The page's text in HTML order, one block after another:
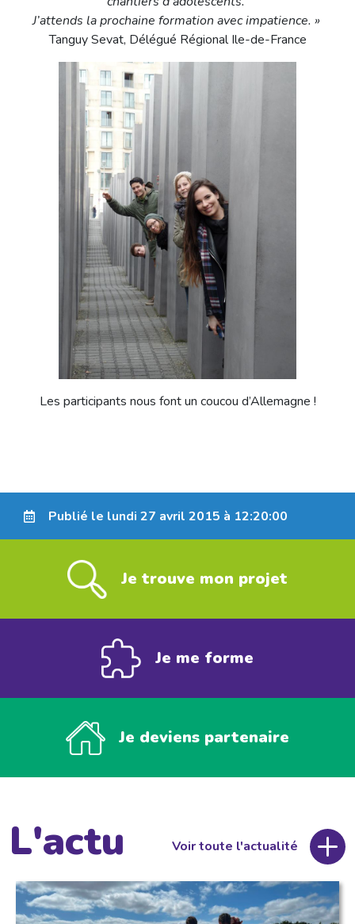
J’attends la prochaine formation avec impatience. »
Tanguy Sevat, Délégué Régional Ile-de-France
Les participants nous font un coucou d’Allemagne !
Publié le lundi 27 avril 2015 à 12:20:00
Je trouve mon projet
Je me forme
Je deviens partenaire
L'actu Voir toute l'actualité